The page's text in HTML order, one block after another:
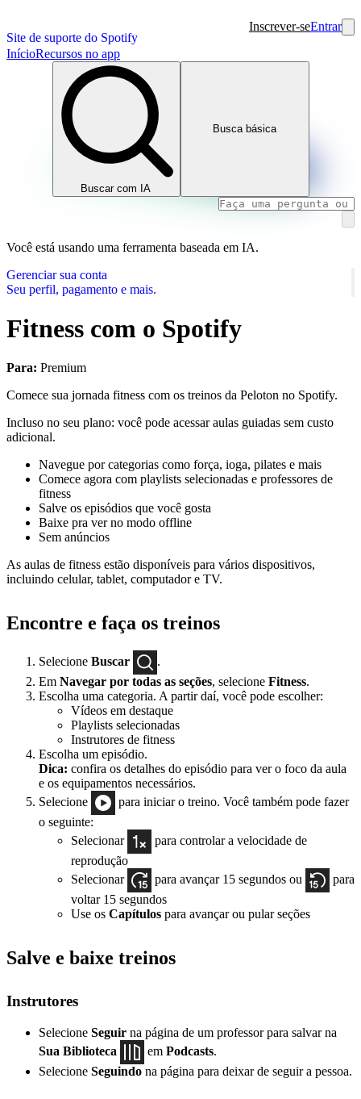
Site de suporte do Spotify
Inscrever-seEntrar
InícioRecursos no app
Buscar com IA
Busca básica
Você está usando uma ferramenta baseada em IA.
Gerenciar sua conta
Seu perfil, pagamento e mais.
Fitness com o Spotify
Para: Premium
Comece sua jornada fitness com os treinos da Peloton no Spotify.
Incluso no seu plano: você pode acessar aulas guiadas sem custo
adicional.
Navegue por categorias como força, ioga, pilates e mais
Comece agora com playlists selecionadas e professores de
fitness
Salve os episódios que você gosta
Baixe pra ver no modo offline
Sem anúncios
As aulas de fitness estão disponíveis para vários dispositivos,
incluindo celular, tablet, computador e TV.
Encontre e faça os treinos
Selecione Buscar
.
Em Navegar por todas as seções, selecione Fitness.
Escolha uma categoria. A partir daí, você pode escolher:
Vídeos em destaque
Playlists selecionadas
Instrutores de fitness
Escolha um episódio.
Dica: confira os detalhes do episódio para ver o foco da aula
e os equipamentos necessários.
Selecione
para iniciar o treino. Você também pode fazer
o seguinte:
Selecionar
para controlar a velocidade de
reprodução
Selecionar
para avançar 15 segundos ou
para
voltar 15 segundos
Use os Capítulos para avançar ou pular seções
Salve e baixe treinos
Instrutores
Selecione Seguir na página de um professor para salvar na
Sua Biblioteca
em Podcasts.
Selecione Seguindo na página para deixar de seguir a pessoa.